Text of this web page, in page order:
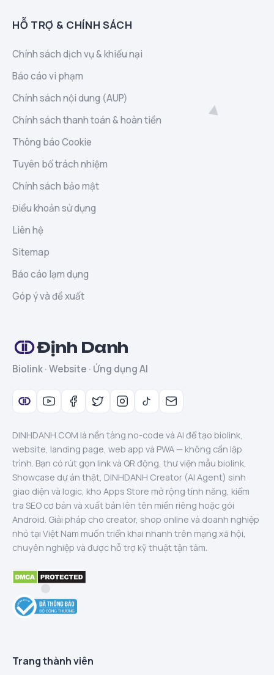
HỖ TRỢ & CHÍNH SÁCH
Chính sách dịch vụ & khiếu nại
Báo cáo vi phạm
Chính sách nội dung (AUP)
Chính sách thanh toán & hoàn tiền
Thông báo Cookie
Tuyên bố trách nhiệm
Chính sách bảo mật
Điều khoản sử dụng
Liên hệ
Sitemap
Báo cáo lạm dụng
Góp ý và đề xuất
Định Danh
Biolink · Website · Ứng dụng AI
DINHDANH.COM là nền tảng no-code và AI để tạo biolink,
website, landing page, web app và PWA — không cần lập
trình. Bạn có rút gọn link và QR động, thư viện mẫu biolink,
Showcase dự án thật, DINHDANH Creator (AI Agent) sinh
giao diện và logic, kho Apps Store mở rộng tính năng, kiểm
tra SEO cơ bản và xuất bản lên tên miền riêng hoặc gói
Android. Giải pháp cho creator, shop online và doanh nghiệp
nhỏ tại Việt Nam muốn triển khai nhanh trên mạng xã hội,
chuyên nghiệp và được hỗ trợ kỹ thuật tận tâm.
Trang thành viên